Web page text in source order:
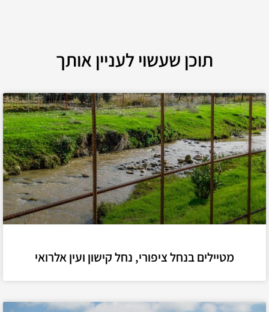
תוכן שעשוי לעניין אותך
מטיילים בנחל ציפורי, נחל קישון ועין אלרואי